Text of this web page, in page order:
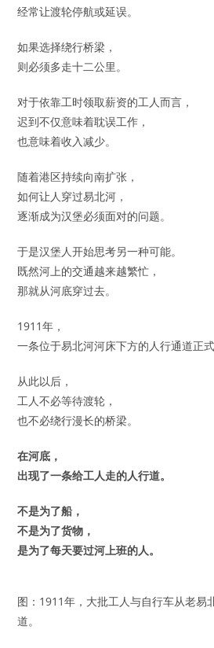
经常让渡轮停航或延误。
如果选择绕行桥梁，
则必须多走十二公里。
对于依靠工时领取薪资的工人而言，
迟到不仅意味着耽误工作，
也意味着收入减少。
随着港区持续向南扩张，
如何让人穿过易北河，
逐渐成为汉堡必须面对的问题。
于是汉堡人开始思考另一种可能。
既然河上的交通越来越繁忙，
那就从河底穿过去。
1911年，
一条位于易北河河床下方的人行通道正式
从此以后，
工人不必等待渡轮，
也不必绕行漫长的桥梁。
在河底，
出现了一条给工人走的人行道。
不是为了船，
不是为了货物，
是为了每天要过河上班的人。
图：1911年，大批工人与自行车从老易
道。